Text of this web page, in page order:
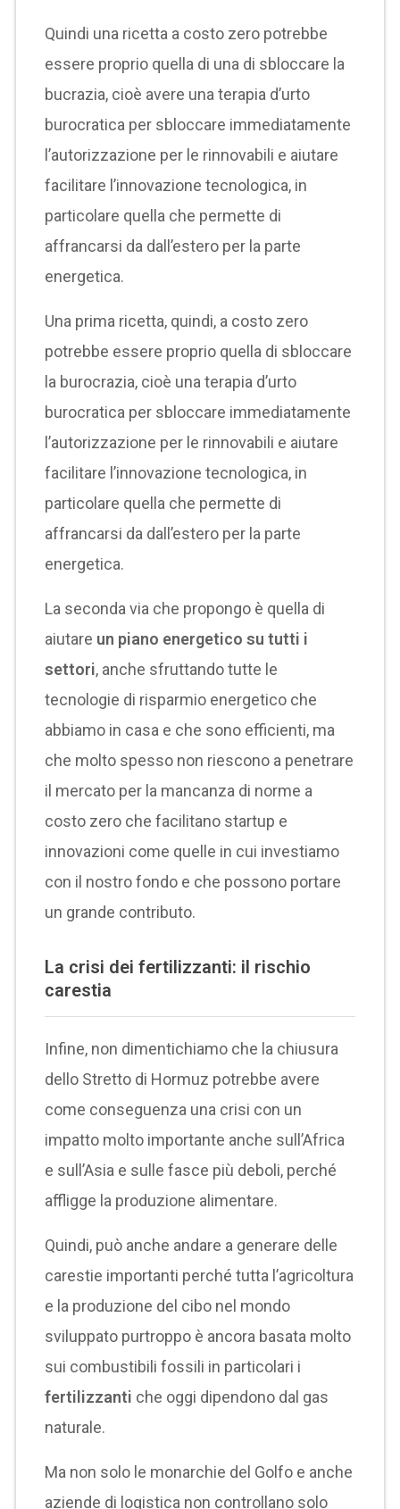
Quindi una ricetta a costo zero potrebbe
essere proprio quella di una di sbloccare la
bucrazia, cioè avere una terapia d’urto
burocratica per sbloccare immediatamente
l’autorizzazione per le rinnovabili e aiutare
facilitare l’innovazione tecnologica, in
particolare quella che permette di
affrancarsi da dall’estero per la parte
energetica.
Una prima ricetta, quindi, a costo zero
potrebbe essere proprio quella di sbloccare
la burocrazia, cioè una terapia d’urto
burocratica per sbloccare immediatamente
l’autorizzazione per le rinnovabili e aiutare
facilitare l’innovazione tecnologica, in
particolare quella che permette di
affrancarsi da dall’estero per la parte
energetica.
La seconda via che propongo è quella di
aiutare un piano energetico su tutti i
settori, anche sfruttando tutte le
tecnologie di risparmio energetico che
abbiamo in casa e che sono efficienti, ma
che molto spesso non riescono a penetrare
il mercato per la mancanza di norme a
costo zero che facilitano startup e
innovazioni come quelle in cui investiamo
con il nostro fondo e che possono portare
un grande contributo.
La crisi dei fertilizzanti: il rischio
carestia
Infine, non dimentichiamo che la chiusura
dello Stretto di Hormuz potrebbe avere
come conseguenza una crisi con un
impatto molto importante anche sull’Africa
e sull’Asia e sulle fasce più deboli, perché
affligge la produzione alimentare.
Quindi, può anche andare a generare delle
carestie importanti perché tutta l’agricoltura
e la produzione del cibo nel mondo
sviluppato purtroppo è ancora basata molto
sui combustibili fossili in particolari i
fertilizzanti che oggi dipendono dal gas
naturale.
Ma non solo le monarchie del Golfo e anche
aziende di logistica non controllano solo